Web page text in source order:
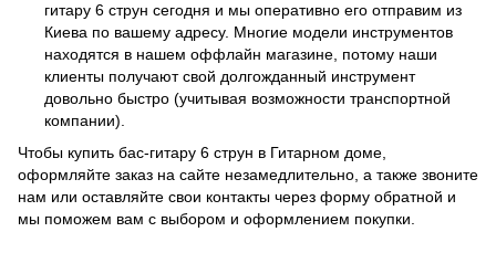
гитару 6 струн сегодня и мы оперативно его отправим из
Киева по вашему адресу. Многие модели инструментов
находятся в нашем оффлайн магазине, потому наши
клиенты получают свой долгожданный инструмент
довольно быстро (учитывая возможности транспортной
компании).
Чтобы купить бас-гитару 6 струн в Гитарном доме,
оформляйте заказ на сайте незамедлительно, а также звоните
нам или оставляйте свои контакты через форму обратной и
мы поможем вам с выбором и оформлением покупки.